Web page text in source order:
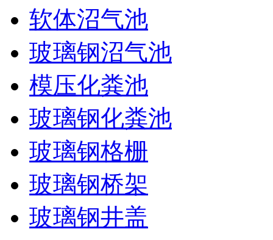
软体沼气池
玻璃钢沼气池
模压化粪池
玻璃钢化粪池
玻璃钢格栅
玻璃钢桥架
玻璃钢井盖